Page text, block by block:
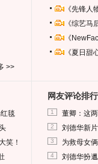
>>
《先锋
《综艺
《
《夏日
毯
笑！
网友评论排行
1 董卿：这
2 刘德华新
3 为救母女
4 刘德华扮